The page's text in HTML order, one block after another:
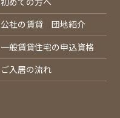
公社の賃貸 団地紹介
一般賃貸住宅の申込資格
ご入居の流れ